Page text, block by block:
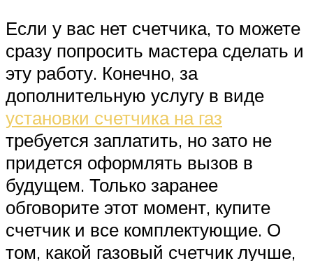
Если у вас нет счетчика, то можете
сразу попросить мастера сделать и
эту работу. Конечно, за
дополнительную услугу в виде
установки счетчика на газ
требуется заплатить, но зато не
придется оформлять вызов в
будущем. Только заранее
обговорите этот момент, купите
счетчик и все комплектующие. О
том, какой газовый счетчик лучше,